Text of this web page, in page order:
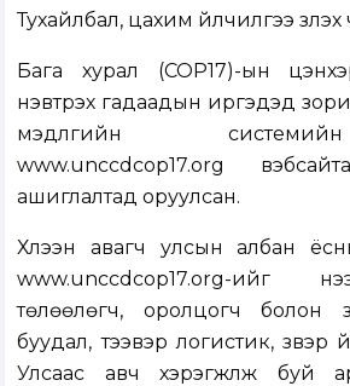
Тухайлбал, цахим үйлчилгээ
Бага хурал (COP17)-ын
нэвтрэх гадаадын иргэдэд
мэдүүлгийн
www.unccdcop17.org
ашиглалтад оруулсан.
Хүлээн авагч улсын албан
www.unccdcop17.org-ийг
төлөөлөгч, оролцогч болон
буудал, тээвэр логистик, үзвэр
Улсаас авч хэрэгжүүлж буй